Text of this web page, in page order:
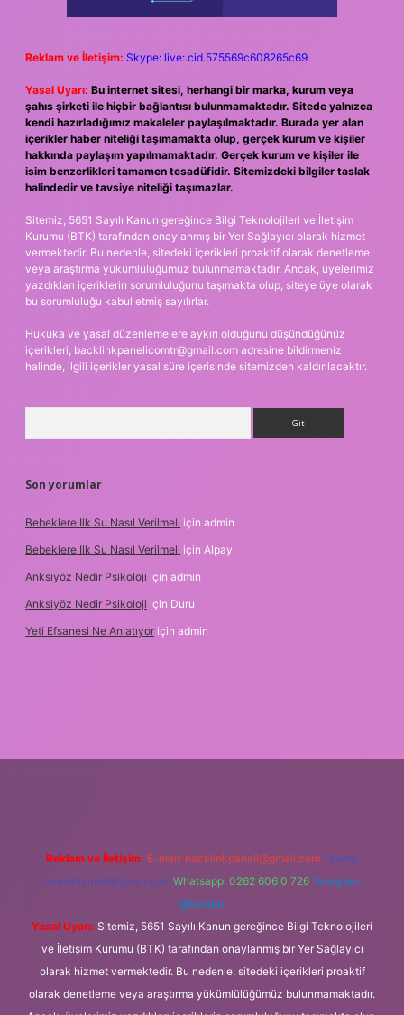
Reklam ve İletişim: Skype: live:.cid.575569c608265c69
Yasal Uyarı: Bu internet sitesi, herhangi bir marka, kurum veya
şahıs şirketi ile hiçbir bağlantısı bulunmamaktadır. Sitede yalnızca
kendi hazırladığımız makaleler paylaşılmaktadır. Burada yer alan
içerikler haber niteliği taşımamakta olup, gerçek kurum ve kişiler
hakkında paylaşım yapılmamaktadır. Gerçek kurum ve kişiler ile
isim benzerlikleri tamamen tesadüfidir. Sitemizdeki bilgiler taslak
halindedir ve tavsiye niteliği taşımazlar.
Sitemiz, 5651 Sayılı Kanun gereğince Bilgi Teknolojileri ve İletişim
Kurumu (BTK) tarafından onaylanmış bir Yer Sağlayıcı olarak hizmet
vermektedir. Bu nedenle, sitedeki içerikleri proaktif olarak denetleme
veya araştırma yükümlülüğümüz bulunmamaktadır. Ancak, üyelerimiz
yazdıkları içeriklerin sorumluluğunu taşımakta olup, siteye üye olarak
bu sorumluluğu kabul etmiş sayılırlar.
Hukuka ve yasal düzenlemelere aykırı olduğunu düşündüğünüz
içerikleri, backlinkpanelicomtr@gmail.com adresine bildirmeniz
halinde, ilgili içerikler yasal süre içerisinde sitemizden kaldırılacaktır.
Son yorumlar
Bebeklere Ilk Su Nasıl Verilmeli için admin
Bebeklere Ilk Su Nasıl Verilmeli için Alpay
Anksiyöz Nedir Psikoloji için admin
Anksiyöz Nedir Psikoloji için Duru
Yeti Efsanesi Ne Anlatıyor için admin
Reklam ve İletişim: E-mail: backlinkpaneli@gmail.com Teams:
forumhizmeti@gmail.com Whatsapp: 0262 606 0 726 Telegram:
@karabul
Yasal Uyarı: Sitemiz, 5651 Sayılı Kanun gereğince Bilgi Teknolojileri
ve İletişim Kurumu (BTK) tarafından onaylanmış bir Yer Sağlayıcı
olarak hizmet vermektedir. Bu nedenle, sitedeki içerikleri proaktif
olarak denetleme veya araştırma yükümlülüğümüz bulunmamaktadır.